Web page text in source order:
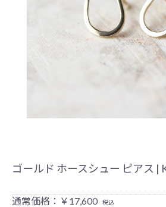
ゴールド ホースシュー ピアス |
通常価格：￥17,600 税込